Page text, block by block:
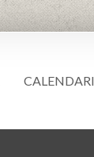
CALENDARI